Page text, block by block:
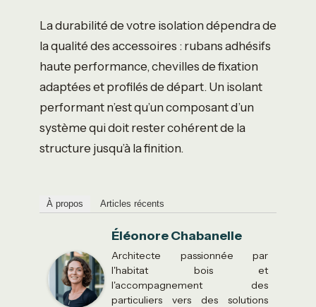
La durabilité de votre isolation dépendra de
la qualité des accessoires : rubans adhésifs
haute performance, chevilles de fixation
adaptées et profilés de départ. Un isolant
performant n’est qu’un composant d’un
système qui doit rester cohérent de la
structure jusqu’à la finition.
À propos Articles récents
Éléonore Chabanelle
Architecte passionnée par
l'habitat bois et
l'accompagnement des
particuliers vers des solutions